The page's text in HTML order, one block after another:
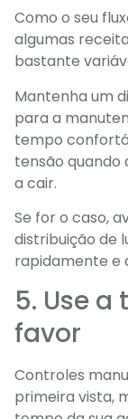
Como o seu
algumas
bastante
Mantenha um
para a
tempo
tensão
a cair.
Se for o caso,
distribuição de
rapidamente e
5. Use
favor
Controles
primeira vista,